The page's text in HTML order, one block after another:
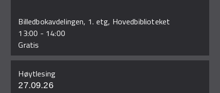
Billedbokavdelingen, 1. etg, Hovedbiblioteket
13:00 - 14:00
Gratis
Høytlesing
27.09.26